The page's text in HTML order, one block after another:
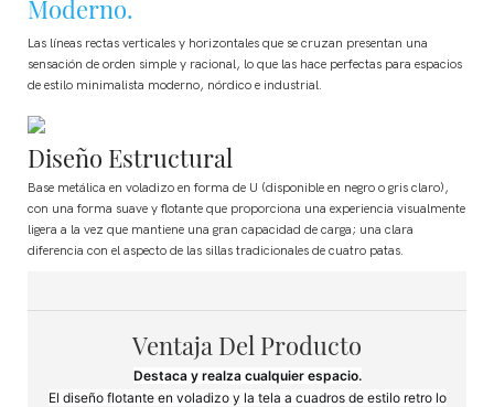
Moderno.
Las líneas rectas verticales y horizontales que se cruzan presentan una
sensación de orden simple y racional, lo que las hace perfectas para espacios
de estilo minimalista moderno, nórdico e industrial.
Diseño Estructural
Base metálica en voladizo en forma de U (disponible en negro o gris claro),
con una forma suave y flotante que proporciona una experiencia visualmente
ligera a la vez que mantiene una gran capacidad de carga; una clara
diferencia con el aspecto de las sillas tradicionales de cuatro patas.
Ventaja Del Producto
Destaca y realza cualquier espacio.
El diseño flotante en voladizo y la tela a cuadros de estilo retro lo